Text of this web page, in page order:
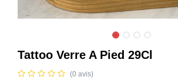
Tattoo Verre A Pied 29Cl
(0 avis)